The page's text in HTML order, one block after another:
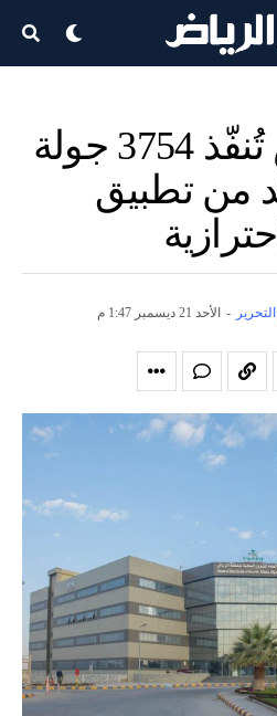
صحة الرياض تُنفّذ 3754 جولة
من تطبيق
- الأحد 21 ديسمبر 1:47 م